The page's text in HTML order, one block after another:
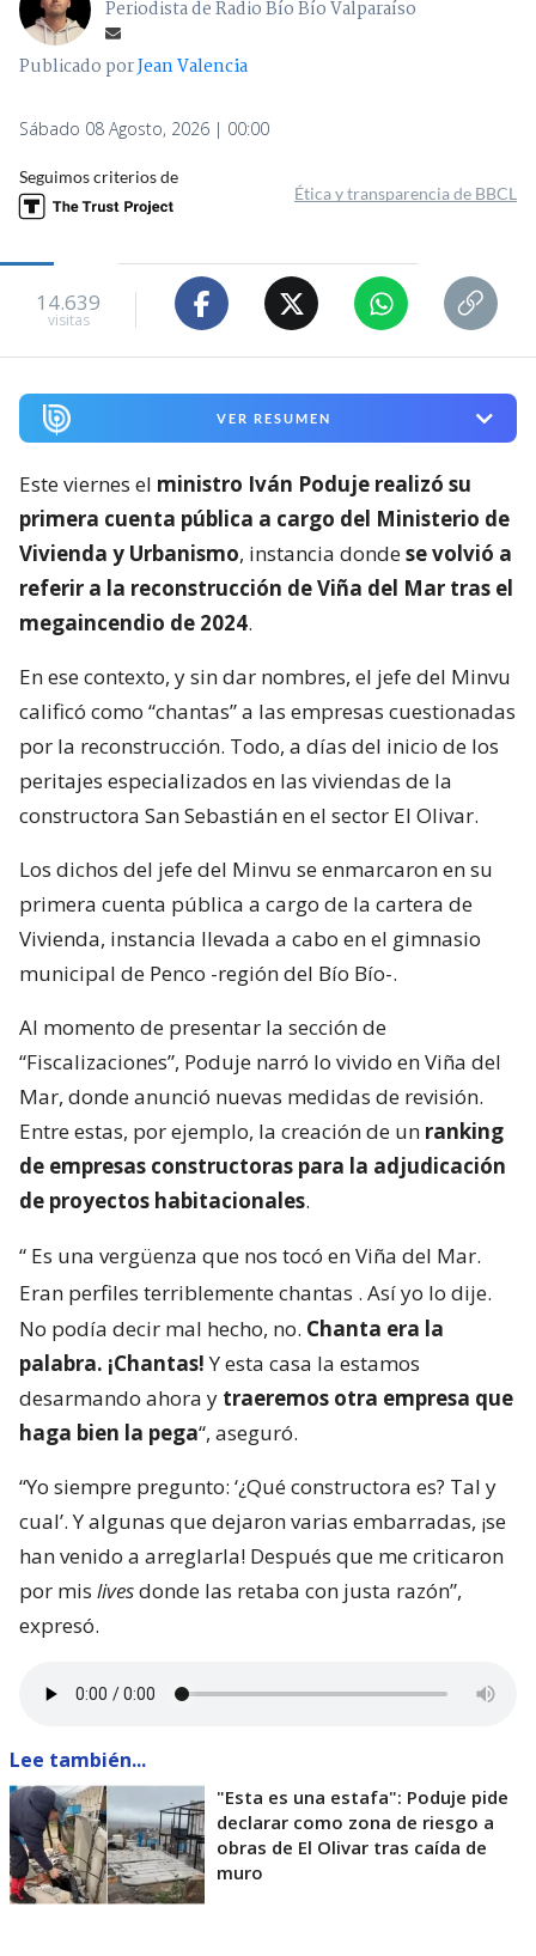
Periodista de Radio Bío Bío Valparaíso
Publicado porJean Valencia
Sábado 08 Agosto, 2026 | 00:00
Seguimos criterios de
Ética y transparencia de BBCL
14.639
visitas
VER RESUMEN
Este viernes el ministro Iván Poduje realizó su
primera cuenta pública a cargo del Ministerio de
Vivienda y Urbanismo, instancia dondese volvió a
referir a la reconstrucción de Viña del Mar tras el
megaincendio de 2024.
En ese contexto, y sin dar nombres, el jefe del Minvu
calificó como “chantas” a las empresas cuestionadas
por la reconstrucción. Todo, a días del inicio de los
peritajes especializados en las viviendas de la
constructora San Sebastián en el sector El Olivar.
Los dichos del jefe del Minvu se enmarcaron en su
primera cuenta pública a cargo de la cartera de
Vivienda, instancia llevada a cabo en el gimnasio
municipal de Penco -región del Bío Bío-.
Al momento de presentar la sección de
“Fiscalizaciones”, Poduje narró lo vivido en Viña del
Mar, donde anunció nuevas medidas de revisión.
Entre estas, por ejemplo, la creación de un ranking
de empresas constructoras para la adjudicación
de proyectos habitacionales.
“ Es una vergüenza que nos tocó en Viña del Mar.
Eran perfiles terriblemente chantas . Así yo lo dije.
No podía decir mal hecho, no. Chanta era la
palabra. ¡Chantas!Y esta casa la estamos
desarmando ahora y traeremos otra empresa que
haga bien la pega“, aseguró.
“Yo siempre pregunto: ‘¿Qué constructora es? Tal y
cual’. Y algunas que dejaron varias embarradas, ¡se
han venido a arreglarla! Después que me criticaron
por mis livesdonde las retaba con justa razón”,
expresó.
Lee también...
"Esta es una estafa": Poduje pide
declarar como zona de riesgo a
obras de El Olivar tras caída de
muro